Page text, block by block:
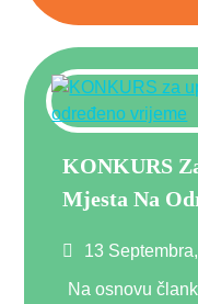
KONKURS
Mjesta Na
Posted
13
Na osnovu